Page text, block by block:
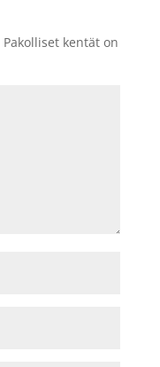
Pakolliset kentät on